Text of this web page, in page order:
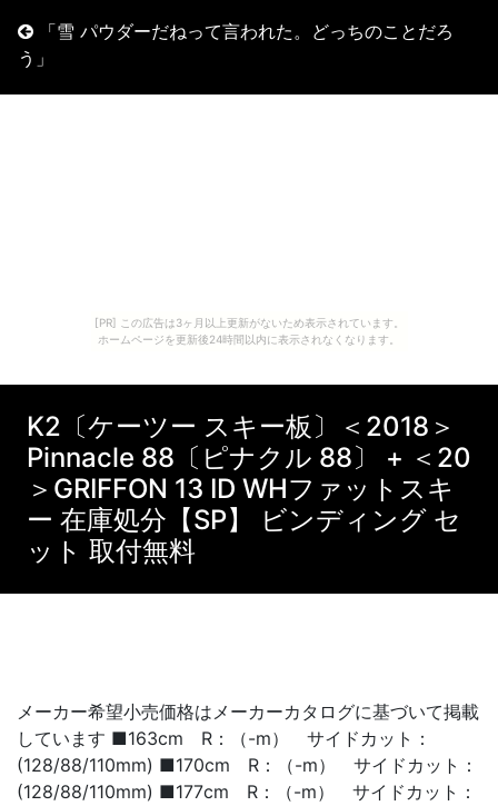
[PR] この広告は3ヶ月以上更新がないため表示されています。
ホームページを更新後24時間以内に表示されなくなります。
「雪 パウダーだねって言われた。どっちのことだろ
う」
K2〔ケーツー スキー板〕＜2018＞
Pinnacle 88〔ピナクル 88〕 + ＜20
＞GRIFFON 13 ID WHファットスキ
ー 在庫処分【SP】 ビンディング セ
ット 取付無料
メーカー希望小売価格はメーカーカタログに基づいて掲載
しています ■163cm R：（-m） サイドカット：
(128/88/110mm) ■170cm R：（-m） サイドカット：
(128/88/110mm) ■177cm R：（-m） サイドカット：